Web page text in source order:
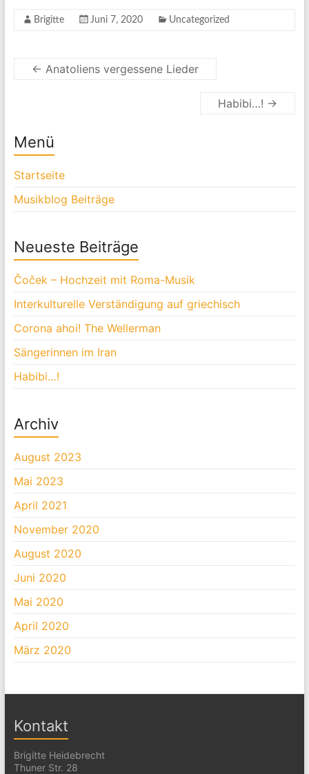
Brigitte Juni 7, 2020 Uncategorized
← Anatoliens vergessene Lieder
Habibi…! →
Menü
Startseite
Musikblog Beiträge
Neueste Beiträge
Čoček – Hochzeit mit Roma-Musik
Interkulturelle Verständigung auf griechisch
Corona ahoi! The Wellerman
Sängerinnen im Iran
Habibi…!
Archiv
August 2023
Mai 2023
April 2021
November 2020
August 2020
Juni 2020
Mai 2020
April 2020
März 2020
Kontakt
Brigitte Heidebrecht
Thuner Str. 28